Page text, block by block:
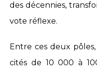
des décennies,
vote réflexe.
Entre ces deux
cités de 10 000 à